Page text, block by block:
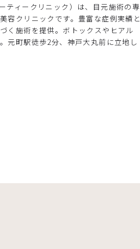
ィークリニック）は、目元施術の専
容クリニックです。豊富な症例実績と
く施術を提供。ボトックスやヒアル
元町駅徒歩2分、神戸大丸前に立地し